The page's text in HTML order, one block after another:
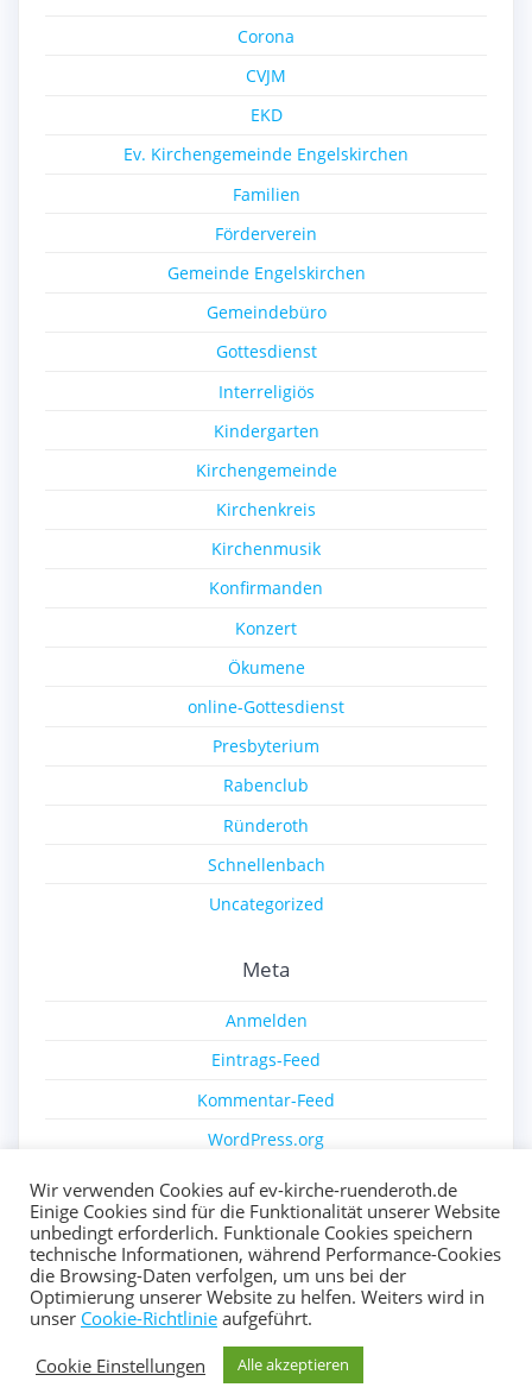
Corona
CVJM
EKD
Ev. Kirchengemeinde Engelskirchen
Familien
Förderverein
Gemeinde Engelskirchen
Gemeindebüro
Gottesdienst
Interreligiös
Kindergarten
Kirchengemeinde
Kirchenkreis
Kirchenmusik
Konfirmanden
Konzert
Ökumene
online-Gottesdienst
Presbyterium
Rabenclub
Ründeroth
Schnellenbach
Uncategorized
Meta
Anmelden
Eintrags-Feed
Kommentar-Feed
WordPress.org
© 2026 Ev. Kirche Ründeroth. Erstellt mit WordPress und
Highlight Theme
Wir verwenden Cookies auf ev-kirche-ruenderoth.de
Einige Cookies sind für die Funktionalität unserer Website
unbedingt erforderlich. Funktionale Cookies speichern
technische Informationen, während Performance-Cookies
die Browsing-Daten verfolgen, um uns bei der
Optimierung unserer Website zu helfen. Weiters wird in
unser Cookie-Richtlinie aufgeführt.
Cookie Einstellungen
Alle akzeptieren